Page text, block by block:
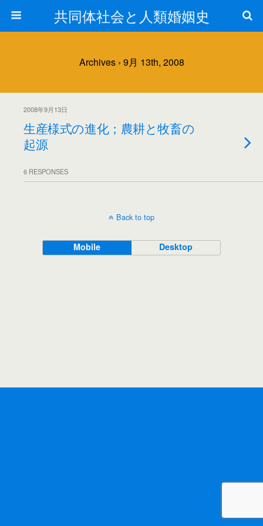
共同体社会と人類婚姻史
Archives › 9月 13th, 2008
2008年9月13日
生産様式の進化；農耕と牧畜の
起源
6 RESPONSES
Back to top
Mobile Desktop